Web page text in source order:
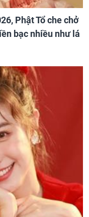
Phật Tổ che chở
bạc nhiều như lá